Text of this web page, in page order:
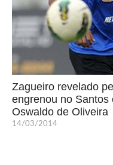
Zagueiro revelado
engrenou no Santos
Oswaldo de Oliveira
14/03/2014